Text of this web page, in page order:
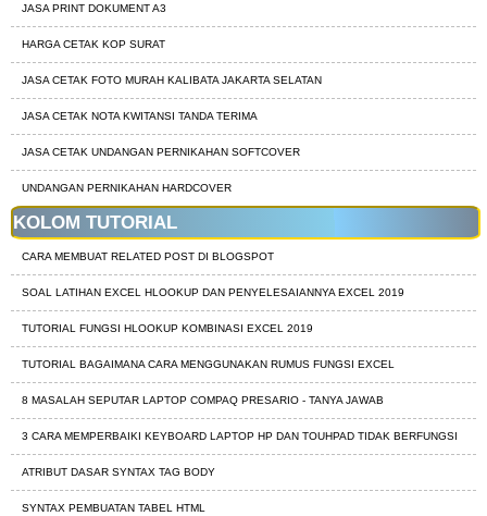
JASA PRINT DOKUMENT A3
HARGA CETAK KOP SURAT
JASA CETAK FOTO MURAH KALIBATA JAKARTA SELATAN
JASA CETAK NOTA KWITANSI TANDA TERIMA
JASA CETAK UNDANGAN PERNIKAHAN SOFTCOVER
UNDANGAN PERNIKAHAN HARDCOVER
KOLOM TUTORIAL
CARA MEMBUAT RELATED POST DI BLOGSPOT
SOAL LATIHAN EXCEL HLOOKUP DAN PENYELESAIANNYA EXCEL 2019
TUTORIAL FUNGSI HLOOKUP KOMBINASI EXCEL 2019
TUTORIAL BAGAIMANA CARA MENGGUNAKAN RUMUS FUNGSI EXCEL
8 MASALAH SEPUTAR LAPTOP COMPAQ PRESARIO - TANYA JAWAB
3 CARA MEMPERBAIKI KEYBOARD LAPTOP HP DAN TOUHPAD TIDAK BERFUNGSI
ATRIBUT DASAR SYNTAX TAG BODY
SYNTAX PEMBUATAN TABEL HTML